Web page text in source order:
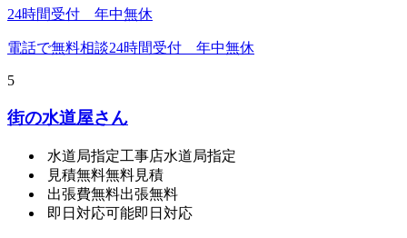
24時間受付 年中無休
電話で無料相談24時間受付 年中無休
5
街の水道屋さん
水道局指定工事店水道局指定
見積無料無料見積
出張費無料出張無料
即日対応可能即日対応